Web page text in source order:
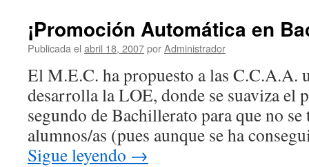
¡Promoción Automática en
Publicada el abril 18, 2007porAdministrador
El M.E.C. ha propuesto a las C.C.A.A.
desarrolla la LOE, donde se suaviza el
segundo de Bachillerato para que no
alumnos/as (pues aunque se ha
Sigue leyendo →